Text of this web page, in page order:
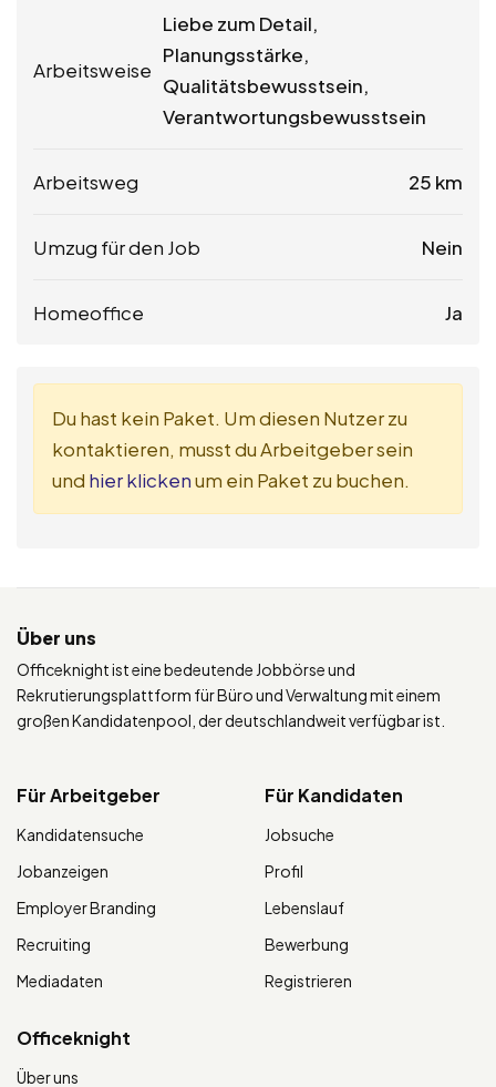
Arbeitsweise
Liebe zum Detail,
Planungsstärke,
Qualitätsbewusstsein,
Verantwortungsbewusstsein
Arbeitsweg 25 km
Umzug für den Job Nein
Homeoffice Ja
Du hast kein Paket. Um diesen Nutzer zu
kontaktieren, musst du Arbeitgeber sein
und hier klickenum ein Paket zu buchen.
Über uns
Officeknight ist eine bedeutende Jobbörse und
Rekrutierungsplattform für Büro und Verwaltung mit einem
großen Kandidatenpool, der deutschlandweit verfügbar ist.
Für Arbeitgeber
Kandidatensuche
Jobanzeigen
Employer Branding
Recruiting
Mediadaten
Für Kandidaten
Jobsuche
Profil
Lebenslauf
Bewerbung
Registrieren
Officeknight
Über uns